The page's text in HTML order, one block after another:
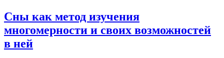
Сны как метод изучения
многомерности и своих возможностей
в ней